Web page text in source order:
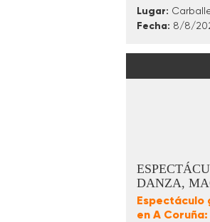
Lugar:
Fecha: 8/8/
DANZA,
Espectáculo
en A